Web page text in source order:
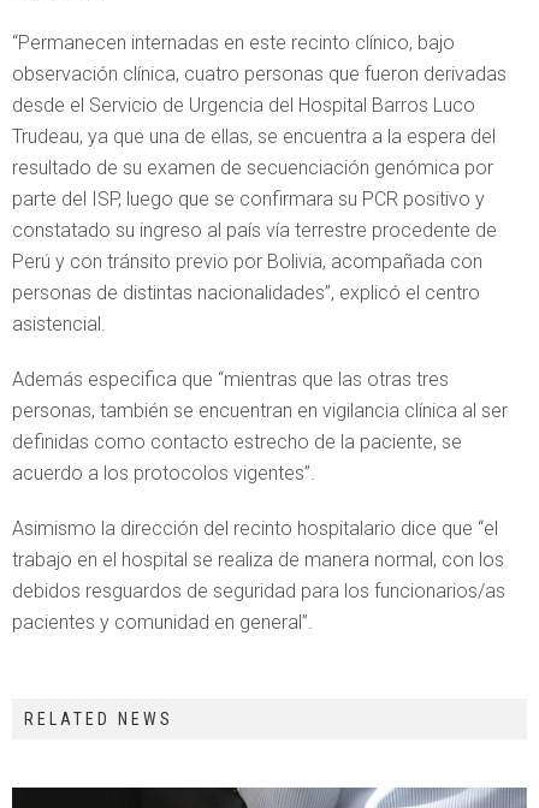
“Permanecen internadas en este recinto clínico, bajo
observación clínica, cuatro personas que fueron derivadas
desde el Servicio de Urgencia del Hospital Barros Luco
Trudeau, ya que una de ellas, se encuentra a la espera del
resultado de su examen de secuenciación genómica por
parte del ISP, luego que se confirmara su PCR positivo y
constatado su ingreso al país vía terrestre procedente de
Perú y con tránsito previo por Bolivia, acompañada con
personas de distintas nacionalidades”, explicó el centro
asistencial.
Además especifica que “mientras que las otras tres
personas, también se encuentran en vigilancia clínica al ser
definidas como contacto estrecho de la paciente, se
acuerdo a los protocolos vigentes”.
Asimismo la dirección del recinto hospitalario dice que “el
trabajo en el hospital se realiza de manera normal, con los
debidos resguardos de seguridad para los funcionarios/as
pacientes y comunidad en general”.
RELATED NEWS